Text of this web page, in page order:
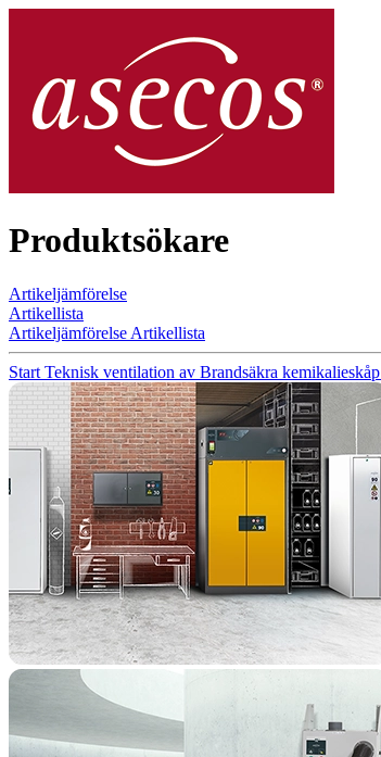
Produktsökare
Artikeljämförelse
Artikellista
Artikeljämförelse Artikellista
Start Teknisk ventilation av Brandsäkra kemikalieskåp